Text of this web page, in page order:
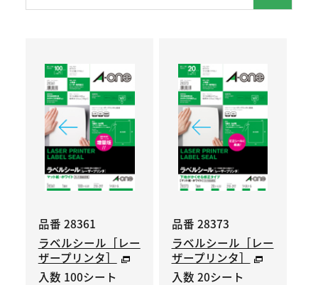
品番 28361
ラベルシール［レー
ザープリンタ］
入数 100シート
品番 28373
ラベルシール［レー
ザープリンタ］
入数 20シート